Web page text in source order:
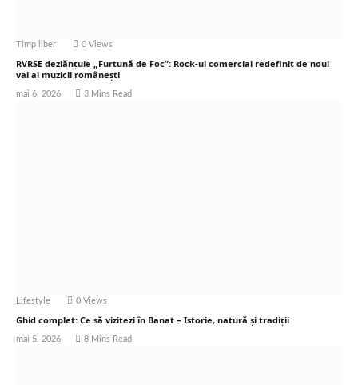
Timp liber 0 Views
RVRSE dezlănțuie „Furtună de Foc”: Rock-ul comercial redefinit de noul
val al muzicii românești
mai 6, 2026 3 Mins Read
Lifestyle 0 Views
Ghid complet: Ce să vizitezi în Banat – Istorie, natură și tradiții
mai 5, 2026 8 Mins Read